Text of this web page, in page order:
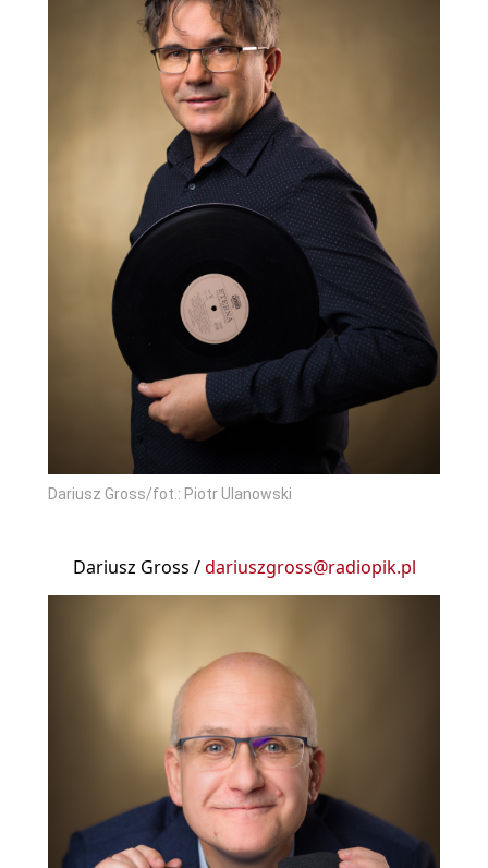
Dariusz Gross/fot.: Piotr Ulanowski
Dariusz Gross /dariuszgross@radiopik.pl